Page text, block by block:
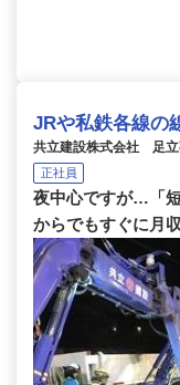
JRや私鉄各線の
共立建設株式会社 足立
正社員
夜中心ですが…「
からでもすぐに月